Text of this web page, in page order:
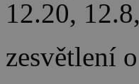
12.20,
zesvětlení